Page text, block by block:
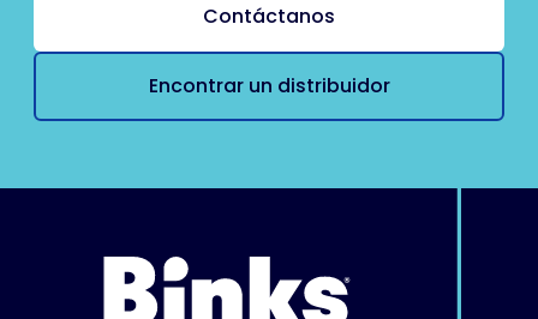
Contáctanos
Encontrar un distribuidor